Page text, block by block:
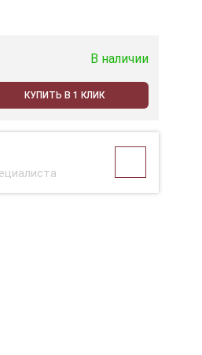
В наличии
КУПИТЬ В 1 КЛИК